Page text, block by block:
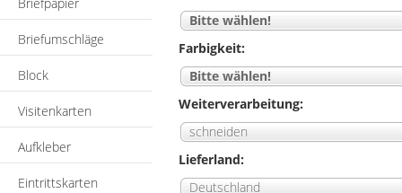
Briefumschläge
Block
Visitenkarten
Aufkleber
Eintrittskarten
Bitte wählen!
Farbigkeit:
Bitte wählen!
Weiterverarbeitung:
schneiden
Lieferland:
Deutschland